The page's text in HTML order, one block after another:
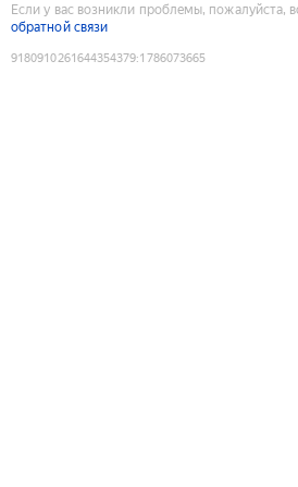
Если у вас возникли проблемы, пожалуйста,
обратной связи
9180910261644354379:1786073665